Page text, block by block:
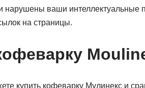
нарушены ваши интеллектуальные
на страницы.
купить кофеварку Мулинекс и